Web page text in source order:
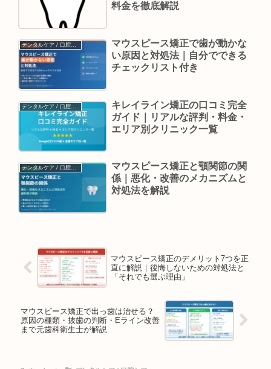
料金を徹底解説
マウスピース矯正で歯が動かな
い原因と対処法｜自分でできる
チェックリスト付き
キレイライン矯正の口コミ完全
ガイド｜リアルな評判・料金・
エリア別クリニック一覧
デンタルケア / 口腔ケア
マウスピース矯正と顎関節の関
係｜悪化・改善のメカニズムと
対処法を解説
マウスピース矯正のデメリット7つを正
直に解説｜後悔しないための対処法と
「それでも選ぶ理由」
マウスピース矯正で出っ歯は治せる？
原因の種類・抜歯の判断・Eライン改善
まで元歯科衛生士が解説